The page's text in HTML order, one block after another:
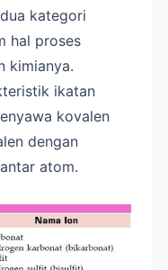
kategori
hal proses
kimianya.
ikatan
kovalen
dengan
atom.